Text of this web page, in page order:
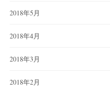
2018年5月
2018年4月
2018年3月
2018年2月